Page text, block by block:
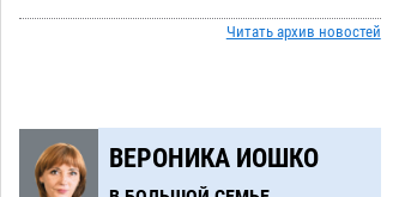
Астраханский аэропорт попробует
отбиться от ворон в апелляционном
древнюю помойку
11:58
В Астрахани подросток угнал
Читать архив новостей
ВЕРОНИКА ИОШКО